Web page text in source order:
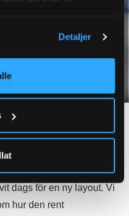
Detaljer
ny Layout under
2010 haft samma
dags för en ny layout. Vi
hur den rent